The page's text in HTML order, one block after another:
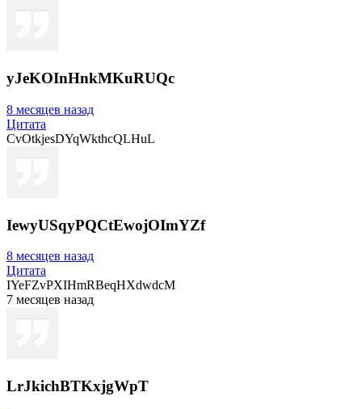
yJeKOInHnkMKuRUQc
8 месяцев назад
Цитата
CvOtkjesDYqWkthcQLHuL
IewyUSqyPQCtEwojOImYZf
8 месяцев назад
Цитата
IYeFZvPXIHmRBeqHXdwdcM
7 месяцев назад
LrJkichBTKxjgWpT